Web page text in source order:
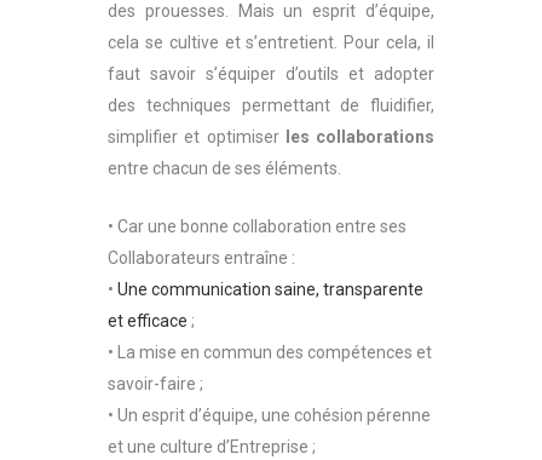
des prouesses. Mais un esprit d’équipe,
cela se cultive et s’entretient. Pour cela, il
faut savoir s’équiper d’outils et adopter
des techniques permettant de fluidifier,
simplifier et optimiser
les collaborations
entre chacun de ses éléments.
• Car une bonne collaboration entre ses
Collaborateurs entraîne :
• Une communication saine, transparente
et efficace ;
• La mise en commun des compétences et
savoir-faire ;
• Un esprit d’équipe, une cohésion pérenne
et une culture d’Entreprise ;